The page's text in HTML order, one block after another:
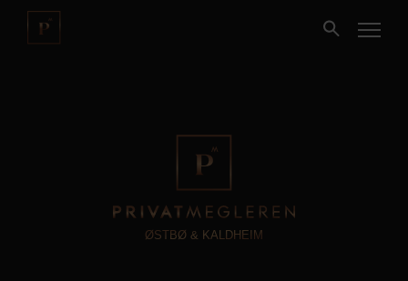
ØSTBØ & KALDHEIM